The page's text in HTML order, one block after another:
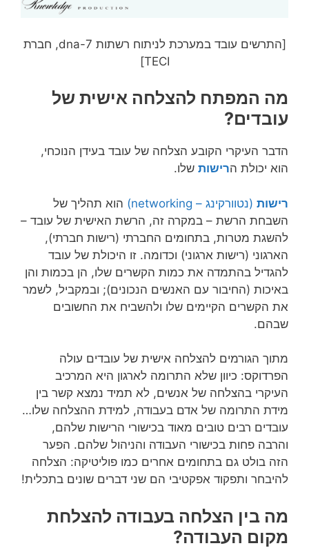
[התרשים עובד במערכת לניתוח רשתות dna-7, חברת
TECI]
מה המפתח להצלחה אישית של
עובדים?
הדבר העיקרי הקובע הצלחה של עובד בעידן הנוכחי,
הוא יכולת הרישות שלו.
רישות (נטוורקינג – networking)
הוא תהליך של
השבחת הרשת – במקרה זה, הרשת האישית של עובד –
להשגת מטרות, בתחומים החברתי (רישות חברתי),
הארגוני (רישות ארגוני) וכדומה. זו היכולת של עובד
להגדיל בהתמדה את כמות הקשרים שלו, הן בכמות והן
באיכות (החיבור עם האנשים הנכונים); ובמקביל, לשמר
את הקשרים הקיימים שלו ולהשביח את החשובים
שבהם.
מתוך הגורמים להצלחה אישית של עובדים עולה
הפרדוקס: כיוון שלא התרומה לארגון היא המרכיב
העיקרי בהצלחה של אנשים, לא תמיד נמצא קשר בין
מידת התרומה של אדם בעבודה, למידת ההצלחה שלו…
עובדים רבים טובים מאוד בכישורי הרישות שלהם,
והרבה פחות בכישורי העבודה והניהול שלהם. הפער
הזה בולט גם בתחומים אחרים כמו פוליטיקה: הצלחה
להיבחר ותפקוד אפקטיבי הם שני דברים שונים בתכלית!
מה בין הצלחה בעבודה להצלחת
מקום העבודה?